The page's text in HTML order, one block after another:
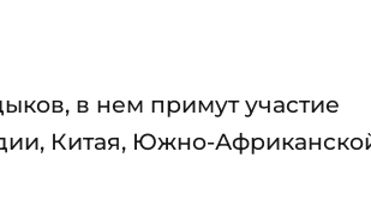
в нем примут участие
Китая, Южно-